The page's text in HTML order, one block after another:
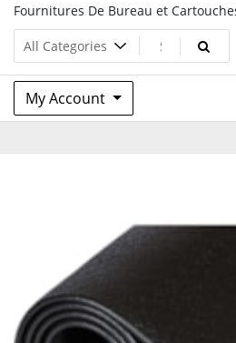
Fournitures De Bureau et
My Account